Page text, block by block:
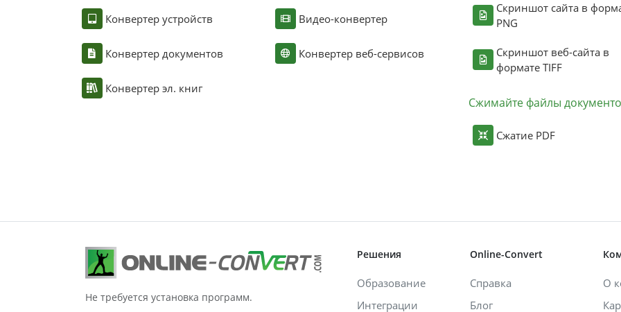
Конвертер устройств
Конвертер документов
Конвертер эл. книг
Видео-конвертер
Конвертер веб-сервисов
Скриншот сайта в
PNG
Скриншот веб-сайта в
формате TIFF
Сжимайте файлы
Сжатие PDF
Не требуется установка программ.
Решения
Образование
Интеграции
Online-Convert
Справка
Блог
О